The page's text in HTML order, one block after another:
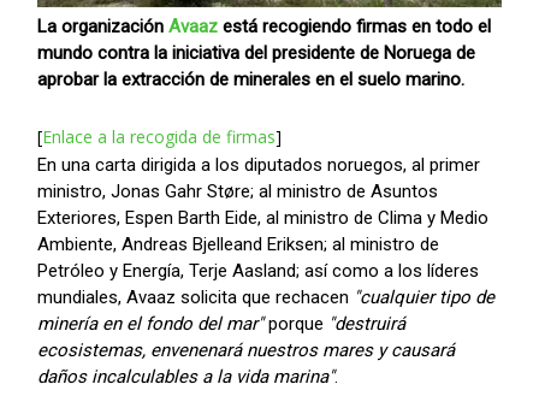
La organización Avaaz está recogiendo firmas en todo el
mundo contra la iniciativa del presidente de Noruega de
aprobar la extracción de minerales en el suelo marino.
[Enlace a la recogida de firmas]
En una carta dirigida a los diputados noruegos, al primer
ministro, Jonas Gahr Støre; al ministro de Asuntos
Exteriores, Espen Barth Eide, al ministro de Clima y Medio
Ambiente, Andreas Bjelleand Eriksen; al ministro de
Petróleo y Energía, Terje Aasland; así como a los líderes
mundiales, Avaaz solicita que rechacen "cualquier tipo de
minería en el fondo del mar"porque "destruirá
ecosistemas, envenenará nuestros mares y causará
daños incalculables a la vida marina".